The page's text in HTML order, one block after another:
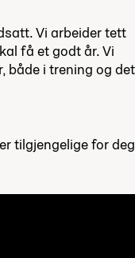
Vi arbeider tett
få et godt år. Vi
både i trening og det
tilgjengelige for deg